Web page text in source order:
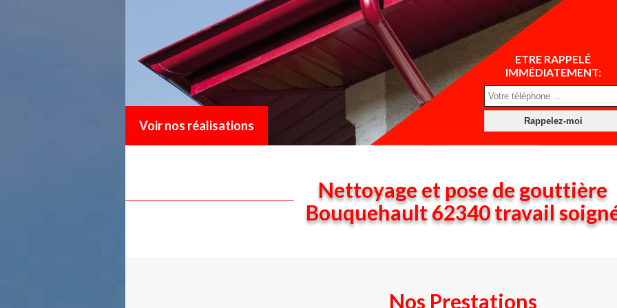
Voir nos réalisations
ETRE RAPPELÉ
IMMÉDIATEMENT:
Nettoyage et pose de gouttière
Bouquehault 62340 travail
Nos Prestations